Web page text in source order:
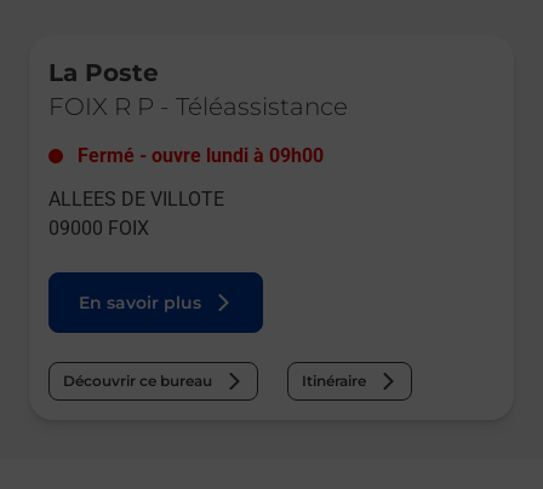
La Poste
FOIX R P - Téléassistance
Fermé - ouvre lundi à 09h00
ALLEES DE VILLOTE
09000 FOIX
En savoir plus
Découvrir ce bureau Itinéraire